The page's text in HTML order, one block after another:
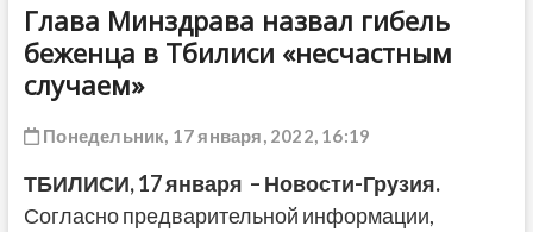
Глава Минздрава назвал гибель
беженца в Тбилиси «несчастным
случаем»
Понедельник, 17 января, 2022, 16:19
ТБИЛИСИ,17 января – Новости-Грузия.
Согласно предварительной информации,